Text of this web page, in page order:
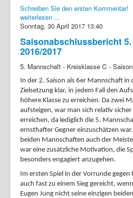
Schreiben Sie den ersten Kommentar!
weiterlesen ...
Sonntag, 30 April 2017 13:40
Saisonabschlussbericht
2016/2017
5. Mannschaft - Kreisklasse C -
In der 2. Saison als 6er Mannschaft in
Zielsetzung klar, in jedem Fall den
höhere Klasse zu erreichen. Da zwei
aufsteigen, war man sich relativ sicher
erreichen, da lediglich die 5.
ernsthafter Gegner einzuschätzen
beiden Mannschaften auch der
war eine zusätzliche Motivation, die
besonders engagiert anzugehen.
Im ersten Spiel in der Vorrunde
auch fast zu einem Sieg gereicht,
Eugen Jung nicht seine einzigen